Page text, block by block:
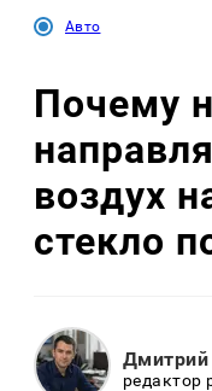
Авто
Почему
воздух
стекло
редактор